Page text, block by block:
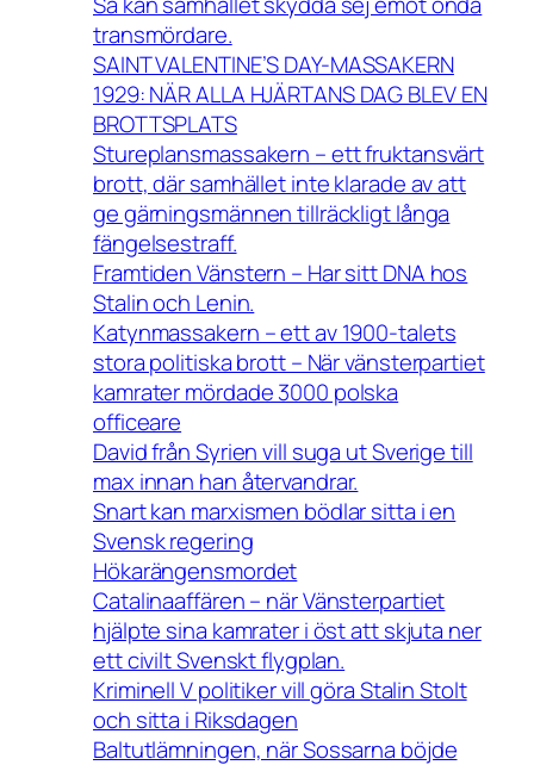
transmördare.
SAINT VALENTINE’S DAY-MASSAKERN
1929: NÄR ALLA HJÄRTANS DAG BLEV EN
BROTTSPLATS
Stureplansmassakern – ett fruktansvärt
brott, där samhället inte klarade av att
ge gärningsmännen tillräckligt långa
fängelsestraff.
Framtiden Vänstern – Har sitt DNA hos
Stalin och Lenin.
Katynmassakern – ett av 1900-talets
stora politiska brott – När vänsterpartiet
kamrater mördade 3000 polska
officeare
David från Syrien vill suga ut Sverige till
max innan han återvandrar.
Snart kan marxismen bödlar sitta i en
Svensk regering
Hökarängensmordet
Catalinaaffären – när Vänsterpartiet
hjälpte sina kamrater i öst att skjuta ner
ett civilt Svenskt flygplan.
Kriminell V politiker vill göra Stalin Stolt
och sitta i Riksdagen
Baltutlämningen, när Sossarna böjde